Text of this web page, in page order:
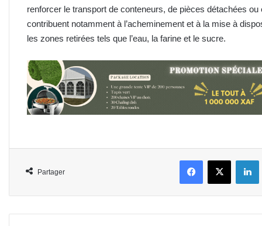
renforcer le transport de conteneurs, de pièces détachées
contribuent notamment à l’acheminement et à la mise à
les zones retirées tels que l’eau, la farine et le sucre.
Partager
FacebookX